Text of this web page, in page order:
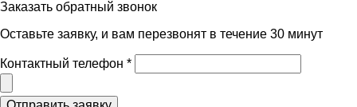
Заказать обратный звонок
Оставьте заявку, и вам перезвонят в течение 30 минут
Контактный телефон *